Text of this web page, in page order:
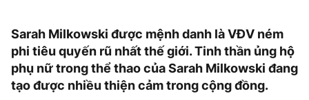
Sarah Milkowski được mệnh danh là VĐV ném
phi tiêu quyến rũ nhất thế giới. Tinh thần ủng hộ
phụ nữ trong thể thao của Sarah Milkowski đang
tạo được nhiều thiện cảm trong cộng đồng.